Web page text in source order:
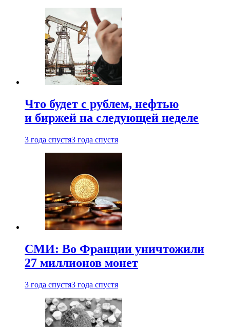
Что будет с рублем, нефтью
и биржей на следующей неделе
3 года спустя3 года спустя
СМИ: Во Франции уничтожили
27 миллионов монет
3 года спустя3 года спустя